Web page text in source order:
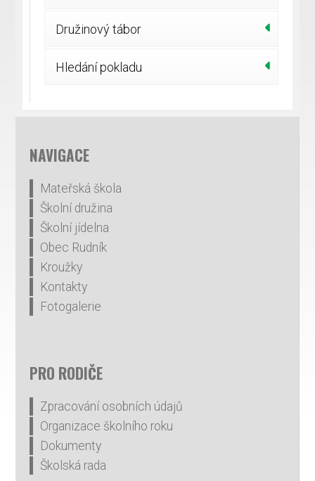
Družinový tábor
Hledání pokladu
NAVIGACE
Mateřská škola
Školní družina
Školní jídelna
Obec Rudník
Kroužky
Kontakty
Fotogalerie
PRO RODIČE
Zpracování osobních údajů
Organizace školního roku
Dokumenty
Školská rada